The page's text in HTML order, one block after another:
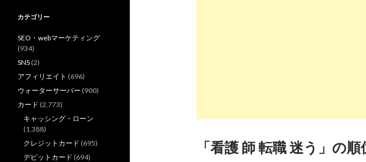
「看護 師 転職 迷う」の
カテゴリー
SEO・webマーケティング
(934)
SNS (2)
アフィリエイト (696)
ウォーターサーバー (900)
カード (2,773)
キャッシング・ローン
(1,388)
クレジットカード (695)
デビットカード (694)